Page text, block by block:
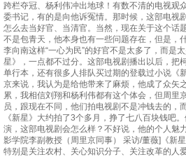
跨栏夺冠、杨利伟冲出地球！有数不清的电视观
委书记，有的是向他诉冤情。那时候，这部电视
怎么去当好官、当清官。当然，现在关于这个话
不是包青天，他本身也有一些问题存在，但是，
李向南这样“一心为民”的好官不是太多了，而是
星》，一点都不过分。这部电视剧播出以后，把
单行本，还有很多人排队买过期的登载过小说《
京来说，我认为是给他带来了麻烦，他成了众矢
累，我相信刘翔和杨利伟都有这个体会，但周里
员，跟现在不同，他们拍电视剧不是冲钱去的，
《新星》大约拍了3个多月，挣了七八百块钱吧
演，这部电视剧会怎么样？不好说，他的个人魅
影学院李副教授（周里京同事） 采访/董薇]《新
特别是关注农村、关心知识分子、关注改革的人